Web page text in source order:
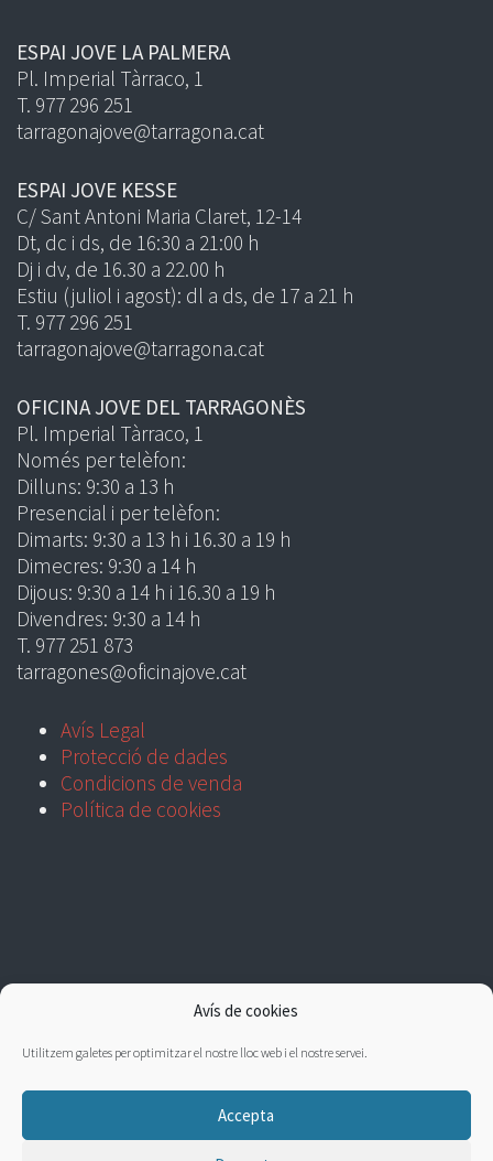
Avís de cookies
Utilitzem galetes per optimitzar el nostre lloc web i el nostre servei.
Accepta
ESPAI JOVE LA PALMERA
Pl. Imperial Tàrraco, 1
T. 977 296 251
tarragonajove@tarragona.cat
ESPAI JOVE KESSE
C/ Sant Antoni Maria Claret, 12-14
Dt, dc i ds, de 16:30 a 21:00 h
Dj i dv, de 16.30 a 22.00 h
Estiu (juliol i agost): dl a ds, de 17 a 21 h
T. 977 296 251
tarragonajove@tarragona.cat
OFICINA JOVE DEL TARRAGONÈS
Pl. Imperial Tàrraco, 1
Només per telèfon:
Dilluns: 9:30 a 13 h
Presencial i per telèfon:
Dimarts: 9:30 a 13 h i 16.30 a 19 h
Dimecres: 9:30 a 14 h
Dijous: 9:30 a 14 h i 16.30 a 19 h
Divendres: 9:30 a 14 h
T. 977 251 873
tarragones@oficinajove.cat
Avís Legal
Protecció de dades
Condicions de venda
Política de cookies